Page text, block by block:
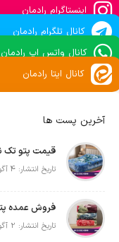
اینستاگرام رادمان
کانال تلگرام رادمان
کانال واتس اپ رادمان
کانال ایتا رادمان
آخرین پست ها
تاریخ انتشار: 4 آگوست 2026
تاریخ انتشار: 2 آگوست 2026